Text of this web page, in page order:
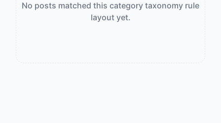
No posts matched this category taxonomy rule
layout yet.